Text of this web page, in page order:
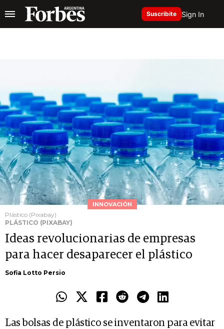
Suscribite Sign In
INNOVACIÓN
Plástico (Pixabay)
PLÁSTICO (PIXABAY)
Ideas revolucionarias de empresas
para hacer desaparecer el plástico
Sofia Lotto Persio
Las bolsas de plástico se inventaron para evitar